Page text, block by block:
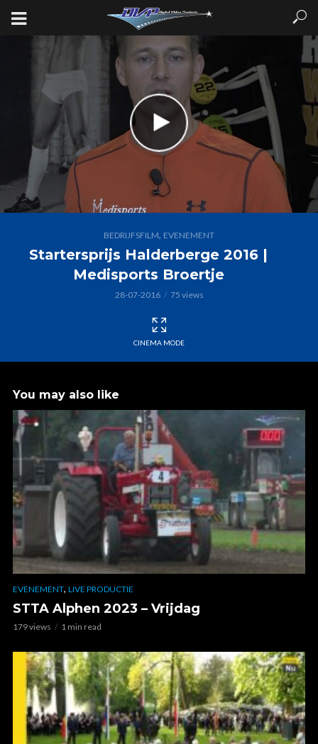
BEDRIJFSFILM, EVENEMENT
Startersprijs Halderberge 2016 |
Medisports Broertje
28-07-2016 75 views
CINEMA MODE
You may also like
EVENEMENT, LIVE PRODUCTIE
STTA Alphen 2023 – Vrijdag
179 views 1 min read